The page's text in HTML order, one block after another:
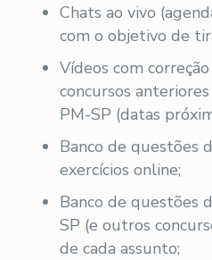
Chats ao vivo
com o objetivo de
Vídeos com
concursos
PM-SP (datas
Banco de questões
exercícios online;
Banco de questões
SP (e outros
de cada assunto;